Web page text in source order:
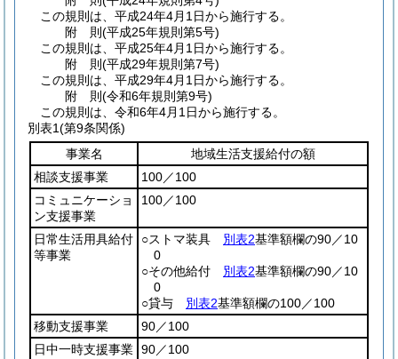
この規則は、平成24年4月1日から施行する。
附 則(平成25年規則第5号)
この規則は、平成25年4月1日から施行する。
附 則(平成29年規則第7号)
この規則は、平成29年4月1日から施行する。
附 則(令和6年規則第9号)
この規則は、令和6年4月1日から施行する。
別表1(第9条関係)
事業名
地域生活支援給付の額
相談支援事業
100／100
コミュニケーショ
ン支援事業
100／100
日常生活用具給付
等事業
○ストマ装具 別表2基準額欄の90／10
0
○その他給付 別表2基準額欄の90／10
0
○貸与 別表2基準額欄の100／100
移動支援事業
90／100
日中一時支援事業 90／100